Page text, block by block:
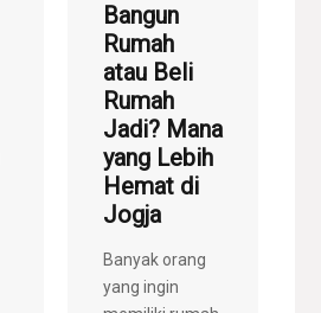
Bangun
Rumah
atau Beli
Rumah
Jadi? Mana
yang Lebih
Hemat di
Jogja
Banyak orang
yang ingin